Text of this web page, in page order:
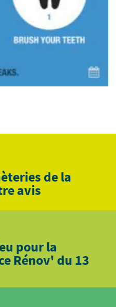
de la
avis
pour la
Rénov' du 13